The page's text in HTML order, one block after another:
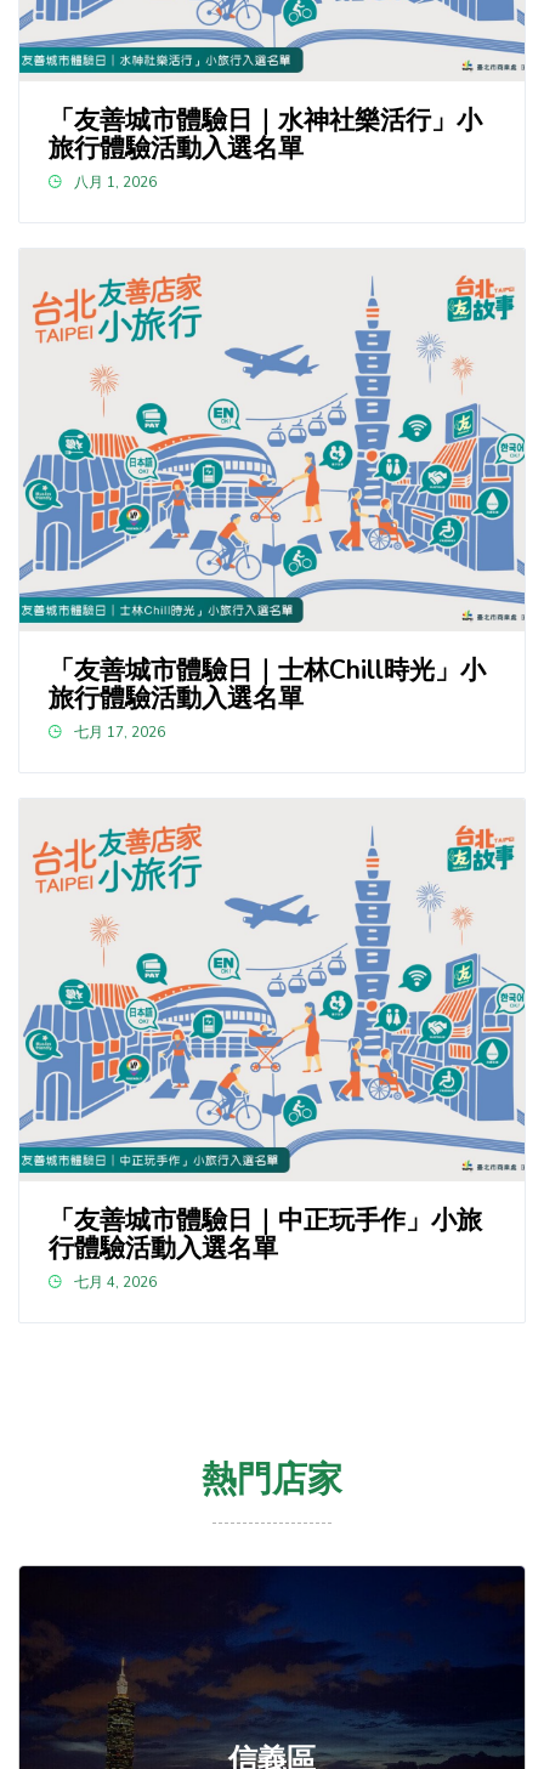
「友善城市體驗日｜水神社樂活行」小
旅行體驗活動入選名單
八月 1, 2026
「友善城市體驗日｜士林Chill時光」小
旅行體驗活動入選名單
七月 17, 2026
「友善城市體驗日｜中正玩手作」小旅
行體驗活動入選名單
七月 4, 2026
熱門店家
信義區